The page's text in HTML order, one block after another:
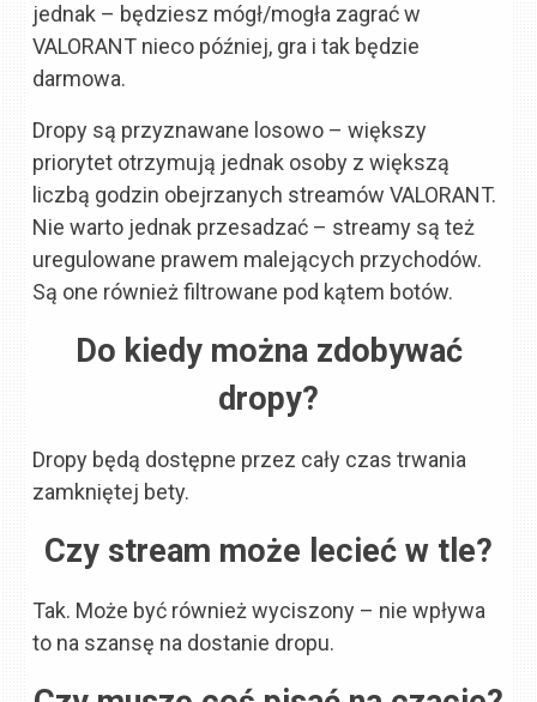
jednak – będziesz mógł/mogła zagrać w
VALORANT nieco później, gra i tak będzie
darmowa.
Dropy są przyznawane losowo – większy
priorytet otrzymują jednak osoby z większą
liczbą godzin obejrzanych streamów VALORANT.
Nie warto jednak przesadzać – streamy są też
uregulowane prawem malejących przychodów.
Są one również filtrowane pod kątem botów.
Do kiedy można zdobywać
dropy?
Dropy będą dostępne przez cały czas trwania
zamkniętej bety.
Czy stream może lecieć w tle?
Tak. Może być również wyciszony – nie wpływa
to na szansę na dostanie dropu.